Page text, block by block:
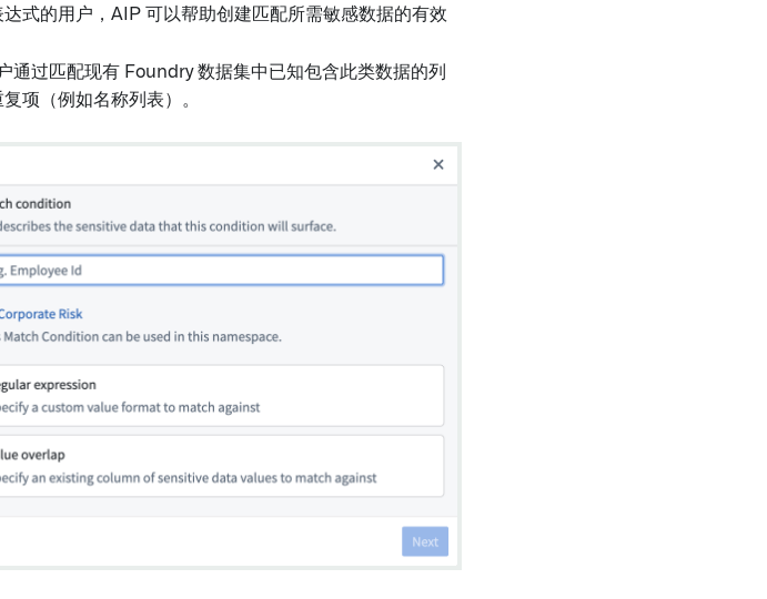
式的用户，AIP 可以帮助创建匹配所需敏感数据的有效
通过匹配现有 Foundry 数据集中已知包含此类数据的列
项（例如名称列表）。